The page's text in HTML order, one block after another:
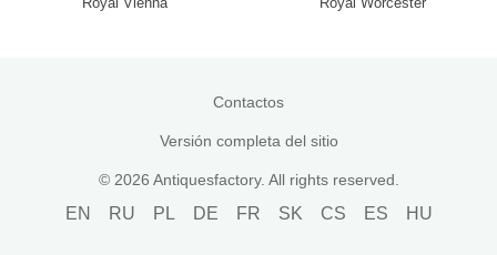
Contactos
Versión completa del sitio
© 2026 Antiquesfactory. All rights reserved.
EN RU PL DE FR SK CS ES HU